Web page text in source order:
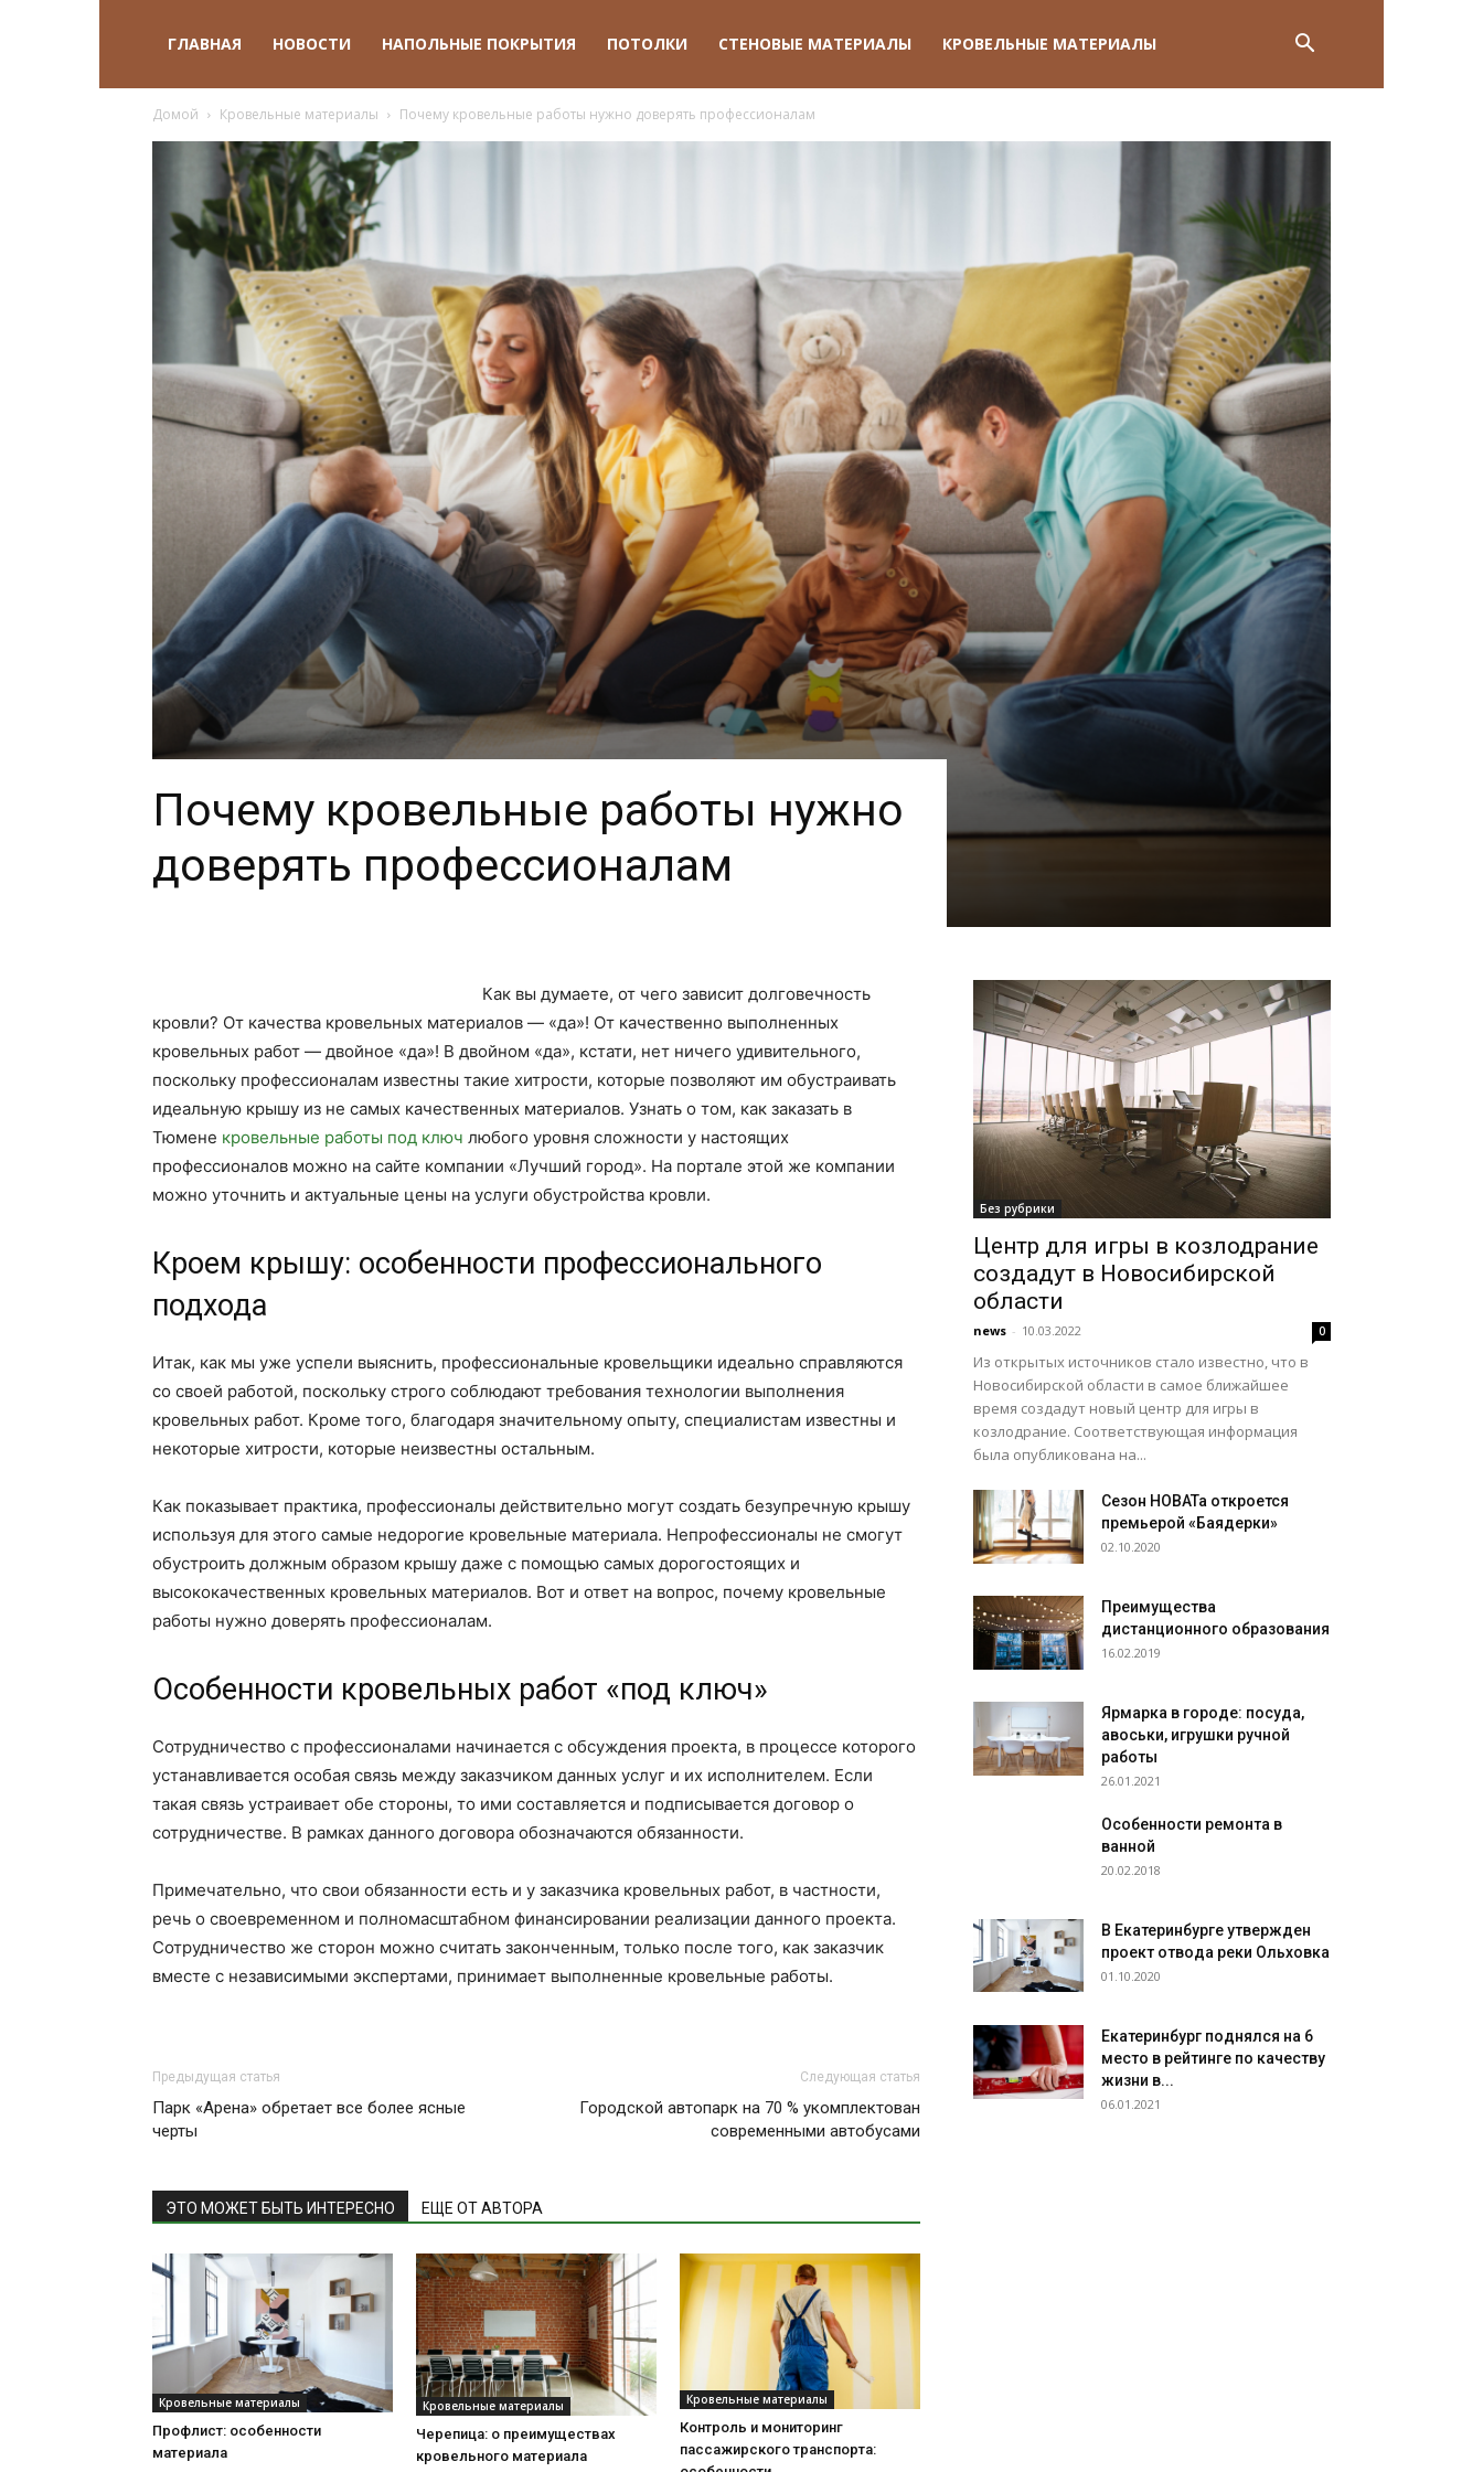
ГЛАВНАЯ НОВОСТИ НАПОЛЬНЫЕ ПОКРЫТИЯ ПОТОЛКИ СТЕНОВЫЕ МАТЕРИАЛЫ КРОВЕЛЬНЫЕ МАТЕРИАЛЫ
Домой Кровельные материалы Почему кровельные работы нужно доверять профессионалам
Почему кровельные работы нужно
доверять профессионалам
Как вы думаете, от чего зависит долговечность
кровли? От качества кровельных материалов — «да»! От качественно выполненных
кровельных работ — двойное «да»! В двойном «да», кстати, нет ничего удивительного,
поскольку профессионалам известны такие хитрости, которые позволяют им обустраивать
идеальную крышу из не самых качественных материалов. Узнать о том, как заказать в
Тюмене кровельные работы под ключ любого уровня сложности у настоящих
профессионалов можно на сайте компании «Лучший город». На портале этой же компании
можно уточнить и актуальные цены на услуги обустройства кровли.
Кроем крышу: особенности профессионального
подхода
Итак, как мы уже успели выяснить, профессиональные кровельщики идеально справляются
со своей работой, поскольку строго соблюдают требования технологии выполнения
кровельных работ. Кроме того, благодаря значительному опыту, специалистам известны и
некоторые хитрости, которые неизвестны остальным.
Как показывает практика, профессионалы действительно могут создать безупречную крышу
используя для этого самые недорогие кровельные материала. Непрофессионалы не смогут
обустроить должным образом крышу даже с помощью самых дорогостоящих и
высококачественных кровельных материалов. Вот и ответ на вопрос, почему кровельные
работы нужно доверять профессионалам.
Особенности кровельных работ «под ключ»
Сотрудничество с профессионалами начинается с обсуждения проекта, в процессе которого
устанавливается особая связь между заказчиком данных услуг и их исполнителем. Если
такая связь устраивает обе стороны, то ими составляется и подписывается договор о
сотрудничестве. В рамках данного договора обозначаются обязанности.
Примечательно, что свои обязанности есть и у заказчика кровельных работ, в частности,
речь о своевременном и полномасштабном финансировании реализации данного проекта.
Сотрудничество же сторон можно считать законченным, только после того, как заказчик
вместе с независимыми экспертами, принимает выполненные кровельные работы.
Предыдущая статья
Парк «Арена» обретает все более ясные
черты
Следующая статья
Городской автопарк на 70 % укомплектован
современными автобусами
ЭТО МОЖЕТ БЫТЬ ИНТЕРЕСНО ЕЩЕ ОТ АВТОРА
Кровельные материалы
Профлист: особенности
материала
Кровельные материалы
Черепица: о преимуществах
кровельного материала
Кровельные материалы
Контроль и мониторинг
пассажирского транспорта:
Без рубрики
Центр для игры в козлодрание
создадут в Новосибирской
области
news - 10.03.2022 0
Из открытых источников стало известно, что в
Новосибирской области в самое ближайшее
время создадут новый центр для игры в
козлодрание. Соответствующая информация
была опубликована на...
Сезон НОВАТа откроется
премьерой «Баядерки»
02.10.2020
Преимущества
дистанционного образования
16.02.2019
Ярмарка в городе: посуда,
авоськи, игрушки ручной
работы
26.01.2021
Особенности ремонта в
ванной
20.02.2018
В Екатеринбурге утвержден
проект отвода реки Ольховка
01.10.2020
Екатеринбург поднялся на 6
место в рейтинге по качеству
жизни в...
06.01.2021